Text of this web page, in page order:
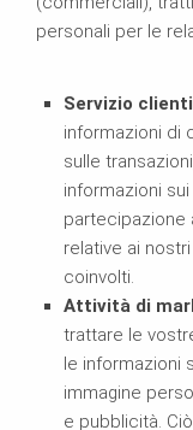
personali per le
Servizio
informazioni di
sulle
informazioni
partecipazione
relative ai
coinvolti.
Attività di
trattare le
le informazioni
immagine
e pubblicità.